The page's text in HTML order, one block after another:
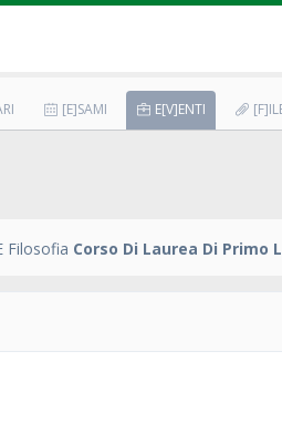
[E]SAMI E[V]ENTI
Filosofia Corso Di Laurea Di Primo